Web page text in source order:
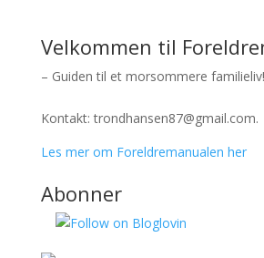
Velkommen til
– Guiden til et morsommere familieliv!
Kontakt: trondhansen87@gmail.com.
Les mer om Foreldremanualen her
Abonner